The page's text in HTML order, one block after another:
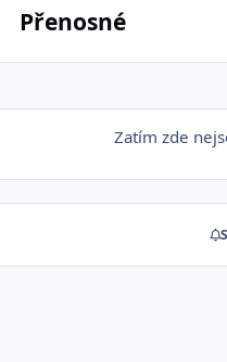
Přenosné
Zatím zde